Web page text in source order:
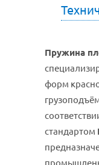
Пружина
форм
стандартом